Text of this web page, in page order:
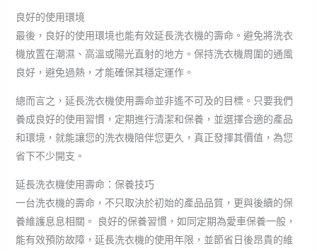
良好的使用環境
最後，良好的使用環境也能有效延長洗衣機的壽命。避免將洗衣
機放置在潮濕、高溫或陽光直射的地方。保持洗衣機周圍的通風
良好，避免過熱，才能確保其穩定運作。
總而言之，延長洗衣機使用壽命並非遙不可及的目標。只要我們
養成良好的使用習慣，定期進行清潔和保養，並選擇合適的產品
和環境，就能讓您的洗衣機陪伴您更久，真正發揮其價值，為您
省下不少開支。
延長洗衣機使用壽命：保養技巧
一台洗衣機的壽命，不只取決於初始的產品品質，更與後續的保
養維護息息相關。 良好的保養習慣，如同定期為愛車保養一般，
能有效預防故障，延長洗衣機的使用年限，並節省日後昂貴的維